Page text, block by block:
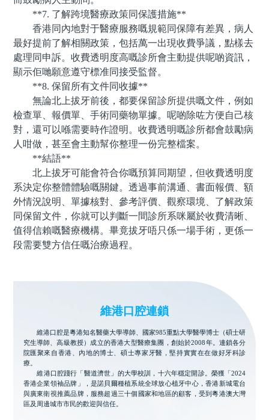
**7. 了解跨境醫療政策同保護措施**
香港同內地對于醫療服務嘅規範同保障有差異，病人
最好提前了解相關政策，包括萬一出現收費爭議，點樣去
處理同申訴。收費透明度高嘅診所會主動提供呢啲資訊，
顯示佢哋願意遵守標准同接受監督。
**8. 保留所有文件同收據**
無論北上拔牙前後，都要保留診所提供嘅文件，例如
檢查單、報價單、手術同藥物單據。呢啲除咗方便自己核
對，還可以喺需要時作證明。收費透明嘅診所都會鼓勵病
人咁做，甚至會主動幫你整理一份完整檔案。
**結語**
北上拔牙可能會符合你嘅預算同期望，但收費透明度
系決定你整體體驗嘅關鍵。透過事前溝通、書面報價、額
外情況說明、單據核對、參考評價、觀察環境、了解政策
同保留文件，你就可以判斷一間診所系咪屬於收費清晰、
值得信賴嘅醫療機構。畢竟拔牙唔只係一場手術，更係一
段需要雙方信任嘅治療過程。
維港口腔連鎖
維港口腔是粵港知名醫藥大學導師、國家985重點大學醫學博士（碩士研
究生導師、高級教授）成立的香港大型醫療集團，創始於2008年。連鎖各分
院匯聚來自香港、內地的博士、碩士專家牙醫，堅持實實在在做好牙科診
療。
維港口腔踐行「醫道濟世」的大學校訓，十六年穩定開診。榮獲「2024
香港企業領袖品牌」，是諾貝爾種植系統全球放心植牙中心，香港新城電台
與廣東衛視推薦品牌，服務超過三十個國家和地區的顧客，受到粵港澳大灣
區及周邊城市市民的歡迎與信任。